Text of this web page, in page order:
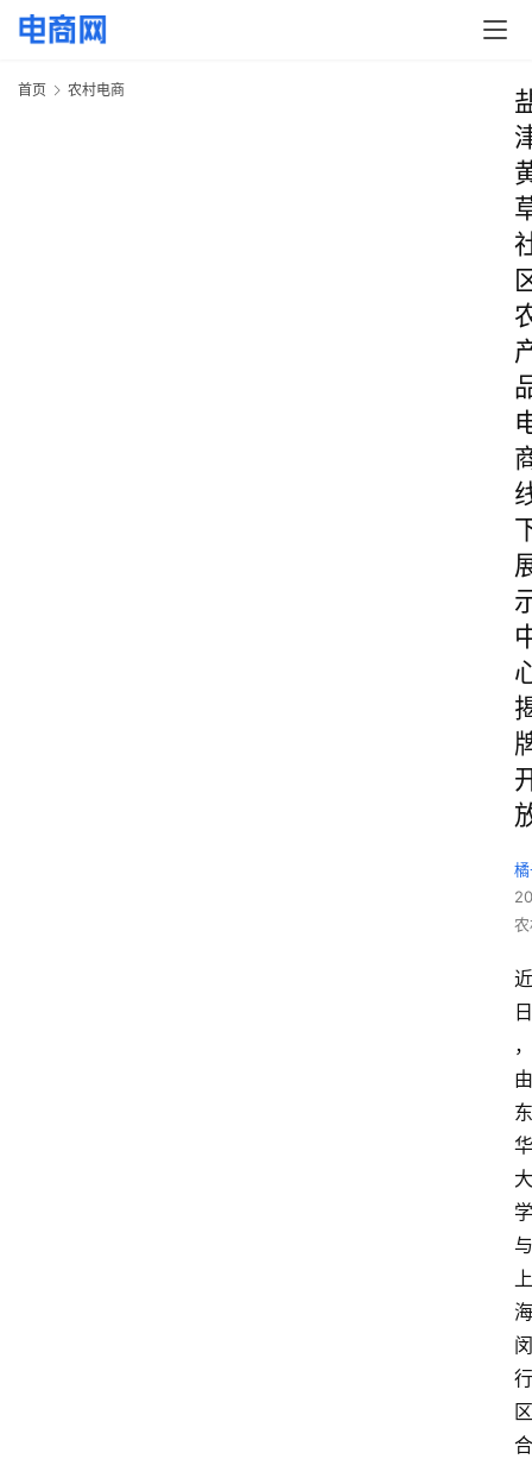
首页 农村电商
近
日
，
由
东
华
大
学
与
上
海
闵
行
区
合